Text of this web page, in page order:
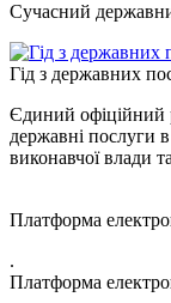
Сучасний
Гід з державних
Єдиний офіційний
державні послуги
виконавчої влади
Платформа
.
Платформа